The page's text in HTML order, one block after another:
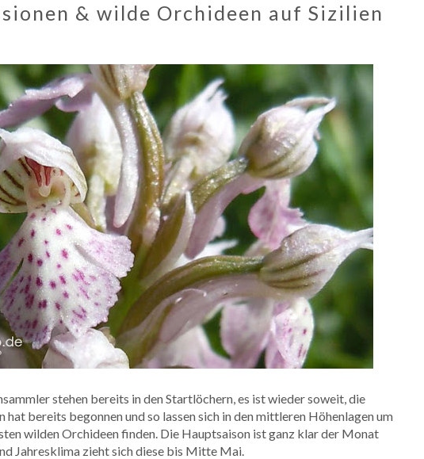
& wilde Orchideen auf Sizilien
stehen bereits in den Startlöchern, es ist wieder soweit, die
hat bereits begonnen und so lassen sich in den mittleren Höhenlagen um
wilden Orchideen finden. Die Hauptsaison ist ganz klar der Monat
Jahresklima zieht sich diese bis Mitte Mai.